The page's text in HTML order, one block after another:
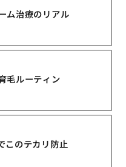
ム治療のリアル
毛ルーティン
このテカリ防止